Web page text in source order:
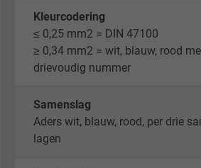
Kleurcodering
≤ 0,25 mm2 = DIN 47100
≥ 0,34 mm2 = wit, blauw, rood
drievoudig nummer
Samenslag
Aders wit, blauw, rood, per drie
lagen